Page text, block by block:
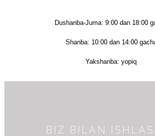
Dushanba-Juma: 9:00 dan 18:00
Shanba: 10:00 dan 14:00
Yakshanba: yopiq
BIZ BILAN